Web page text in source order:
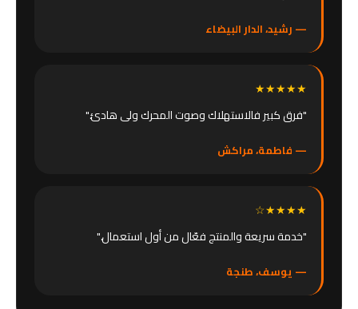
— رشيد، الدار البيضاء
★★★★★
"فرق كبير فالاستهلاك وصوت المحرك ولى هادئ."
— فاطمة، مراكش
★★★★☆
"خدمة سريعة والمنتج فعّال من أول استعمال."
— يوسف، طنجة